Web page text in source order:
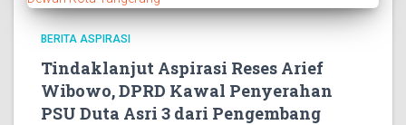
BERITA ASPIRASI
Tindaklanjut Aspirasi Reses Arief
Wibowo, DPRD Kawal Penyerahan
PSU Duta Asri 3 dari Pengembang